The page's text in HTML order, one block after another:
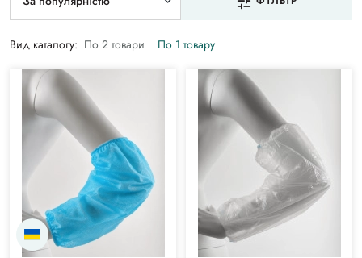
Вид каталогу: По 2 товари По 1 товару